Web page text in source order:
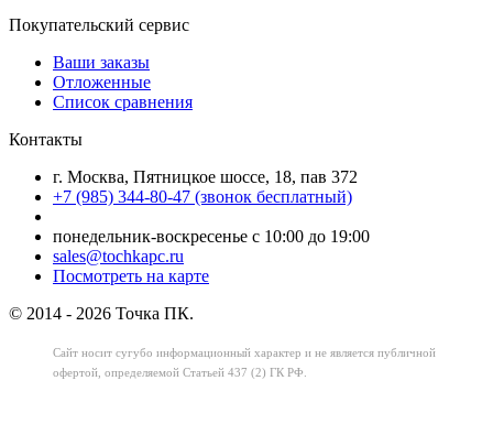
Покупательский сервис
Ваши заказы
Отложенные
Список сравнения
Контакты
г. Москва, Пятницкое шоссе, 18, пав 372
+7 (985) 344-80-47 (звонок бесплатный)
понедельник-воскресенье с 10:00 до 19:00
sales@tochkapc.ru
Посмотреть на карте
© 2014 - 2026 Точка ПК.
Сайт носит сугубо информационный характер и не является публичной
офертой, определяемой Статьей 437 (2) ГК РФ.